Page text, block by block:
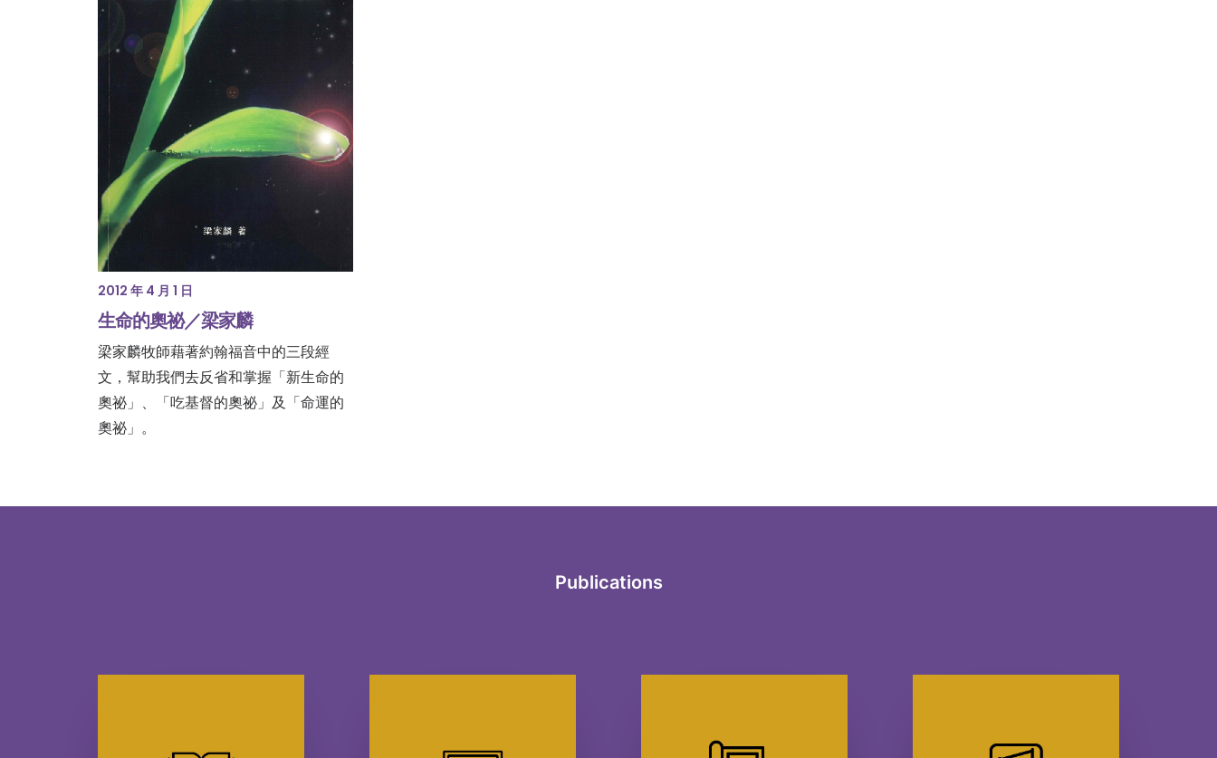
2012 年 4 月 1 日
生命的奧祕／梁家麟
梁家麟牧師藉著約翰福音中的三段經
文，幫助我們去反省和掌握「新生命的
奧祕」、「吃基督的奧祕」及「命運的
奧祕」。
Publications